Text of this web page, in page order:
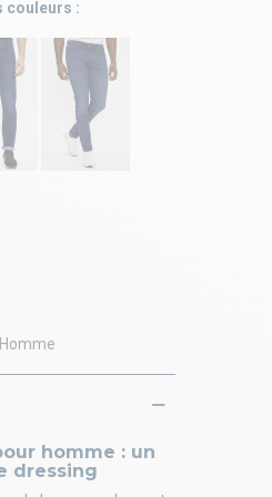
couleurs :
homme : un
dressing